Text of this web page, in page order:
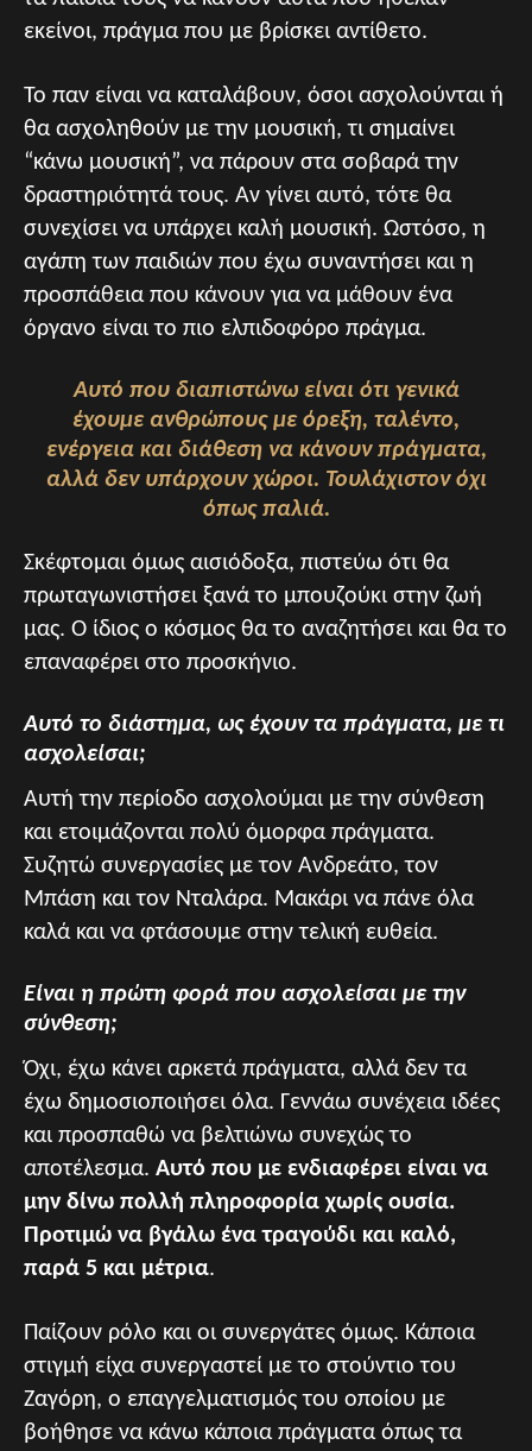
εκείνοι, πράγμα που με βρίσκει αντίθετο.
Το παν είναι να καταλάβουν, όσοι ασχολούνται ή
θα ασχοληθούν με την μουσική, τι σημαίνει
“κάνω μουσική”, να πάρουν στα σοβαρά την
δραστηριότητά τους. Αν γίνει αυτό, τότε θα
συνεχίσει να υπάρχει καλή μουσική. Ωστόσο, η
αγάπη των παιδιών που έχω συναντήσει και η
προσπάθεια που κάνουν για να μάθουν ένα
όργανο είναι το πιο ελπιδοφόρο πράγμα.
Αυτό που διαπιστώνω είναι ότι γενικά
έχουμε ανθρώπους με όρεξη, ταλέντο,
ενέργεια και διάθεση να κάνουν πράγματα,
αλλά δεν υπάρχουν χώροι. Τουλάχιστον όχι
όπως παλιά.
Σκέφτομαι όμως αισιόδοξα, πιστεύω ότι θα
πρωταγωνιστήσει ξανά το μπουζούκι στην ζωή
μας. Ο ίδιος ο κόσμος θα το αναζητήσει και θα το
επαναφέρει στο προσκήνιο.
Αυτό το διάστημα, ως έχουν τα πράγματα, με τι
ασχολείσαι;
Αυτή την περίοδο ασχολούμαι με την σύνθεση
και ετοιμάζονται πολύ όμορφα πράγματα.
Συζητώ συνεργασίες με τον Ανδρεάτο, τον
Μπάση και τον Νταλάρα. Μακάρι να πάνε όλα
καλά και να φτάσουμε στην τελική ευθεία.
Είναι η πρώτη φορά που ασχολείσαι με την
σύνθεση;
Όχι, έχω κάνει αρκετά πράγματα, αλλά δεν τα
έχω δημοσιοποιήσει όλα. Γεννάω συνέχεια ιδέες
και προσπαθώ να βελτιώνω συνεχώς το
αποτέλεσμα. Αυτό που με ενδιαφέρει είναι να
μην δίνω πολλή πληροφορία χωρίς ουσία.
Προτιμώ να βγάλω ένα τραγούδι και καλό,
παρά 5 και μέτρια.
Παίζουν ρόλο και οι συνεργάτες όμως. Κάποια
στιγμή είχα συνεργαστεί με το στούντιο του
Ζαγόρη, ο επαγγελματισμός του οποίου με
βοήθησε να κάνω κάποια πράγματα όπως τα